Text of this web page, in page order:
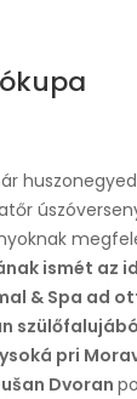
ismét az
& Spa ad
pri
Dvoran